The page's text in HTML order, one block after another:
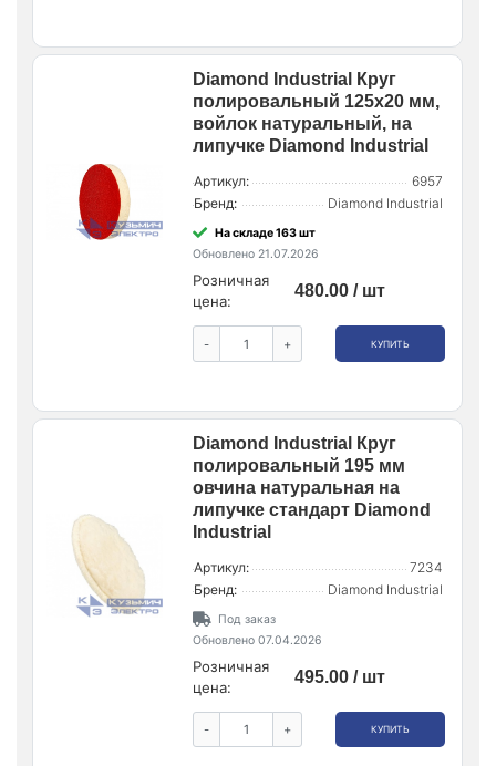
Diamond Industrial Круг
полировальный 125x20 мм,
войлок натуральный, на
липучке Diamond Industrial
Артикул:
6957
Бренд:
Diamond Industrial
На складе 163 шт
Обновлено 21.07.2026
Розничная
цена:
480.00 / шт
- + КУПИТЬ
Diamond Industrial Круг
полировальный 195 мм
овчина натуральная на
липучке стандарт Diamond
Industrial
Артикул:
7234
Бренд:
Diamond Industrial
Под заказ
Обновлено 07.04.2026
Розничная
цена:
495.00 / шт
- + КУПИТЬ